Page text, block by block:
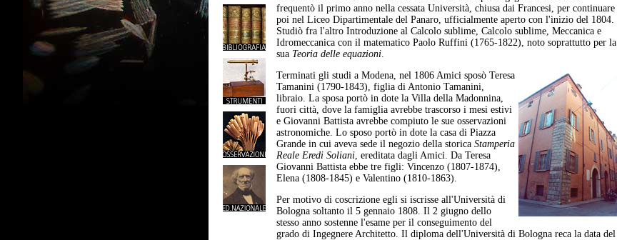
frequentò il primo anno nella cessata Università, chiusa dai Francesi, per continuare
poi nel Liceo Dipartimentale del Panaro, ufficialmente aperto con l'inizio del 1804.
Studiò fra l'altro Introduzione al Calcolo sublime, Calcolo sublime, Meccanica e
Idromeccanica con il matematico Paolo Ruffini (1765-1822), noto soprattutto per la
sua Teoria delle equazioni.
Terminati gli studi a Modena, nel 1806 Amici sposò Teresa
Tamanini (1790-1843), figlia di Antonio Tamanini,
libraio. La sposa portò in dote la Villa della Madonnina,
fuori città, dove la famiglia avrebbe trascorso i mesi estivi
e Giovanni Battista avrebbe compiuto le sue osservazioni
astronomiche. Lo sposo portò in dote la casa di Piazza
Grande in cui aveva sede il negozio della storica Stamperia
Reale Eredi Soliani, ereditata dagli Amici. Da Teresa
Giovanni Battista ebbe tre figli: Vincenzo (1807-1874),
Elena (1808-1845) e Valentino (1810-1863).
Per motivo di coscrizione egli si iscrisse all'Università di
Bologna soltanto il 5 gennaio 1808. Il 2 giugno dello
stesso anno sostenne l'esame per il conseguimento del
grado di Ingegnere Architetto. Il diploma dell'Università di Bologna reca la data del